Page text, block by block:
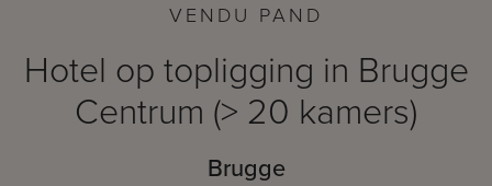
VENDU PAND
Hotel op topligging in Brugge
Centrum (> 20 kamers)
Brugge